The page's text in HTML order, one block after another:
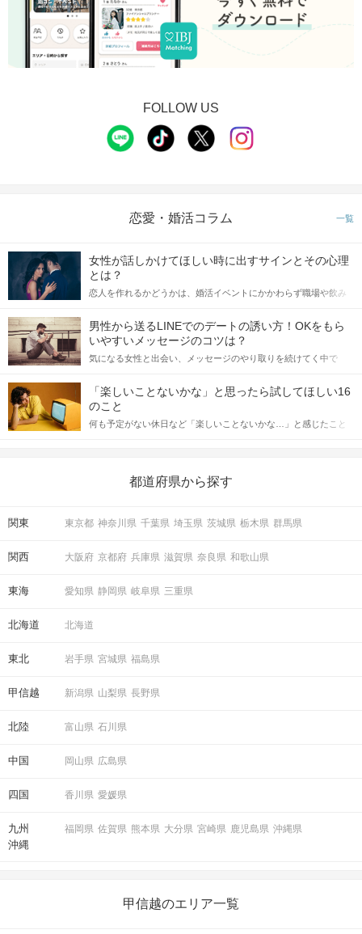
FOLLOW US
恋愛・婚活コラム 一覧
女性が話しかけてほしい時に出すサインとその心理
とは？
恋人を作れるかどうかは、婚活イベントにかかわらず職場や飲み
てアプローチできるかにも左右されます。 これから恋人作りを本
格的に始めようとしている方は、女性が異性を求めて出すサイン
をしっかりと理解し、正しい行動に移せるかどうかが重要。 この
記事では、女性が話しかけて欲しい時に出すサインとその心理を
合にどのような行動に繋げるべきかをご紹介していきます。
男性から送るLINEでのデートの誘い方！OKをもら
いやすいメッセージのコツは？
気になる女性と出会い、メッセージのやり取りを続けてく中で
しかし、中には「どう誘ったらいいの？」とお困りの男性もいら
っしゃるのではないでしょうか。 そこで今回は、男性から女性へ
送るLINEでのデートの誘い方のコツをご紹介します。例文も混じ
えながら解説するので、ぜひ参考にしてください。
「楽しいことないかな」と思ったら試してほしい16
のこと
何も予定がない休日など「楽しいことないかな…」と感じたこと
の楽しいことアイデアを集めました♪ いままさに楽しいことを探し
都道府県から探す
関東 東京都 神奈川県 千葉県 埼玉県 茨城県 栃木県 群馬県
関西 大阪府 京都府 兵庫県 滋賀県 奈良県 和歌山県
東海 愛知県 静岡県 岐阜県 三重県
北海道 北海道
東北 岩手県 宮城県 福島県
甲信越 新潟県 山梨県 長野県
北陸 富山県 石川県
中国 岡山県 広島県
四国 香川県 愛媛県
九州
沖縄
福岡県 佐賀県 熊本県 大分県 宮崎県 鹿児島県 沖縄県
甲信越のエリア一覧